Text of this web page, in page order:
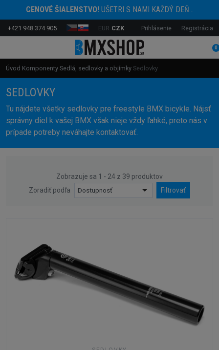
CENOVÉ ŠIALENSTVO!UŠETRI S NAMI KAŽDÝ DEŇ...
+421 948 374 905 EUR CZK Prihlásenie Registrácia
0
Úvod Komponenty Sedlá, sedlovky a objímky Sedlovky
SEDLOVKY
Tu nájdete všetky sedlovky pre freestyle BMX bicykle. Nájsť
správny diel k vašej BMX však nieje vždy ľahké, preto nás v
prípade potreby neváhajte kontaktovať.
Zobrazuje sa 1 - 24 z 39 produktov
Zoradiť podľa
Dostupnosť Filtrovať